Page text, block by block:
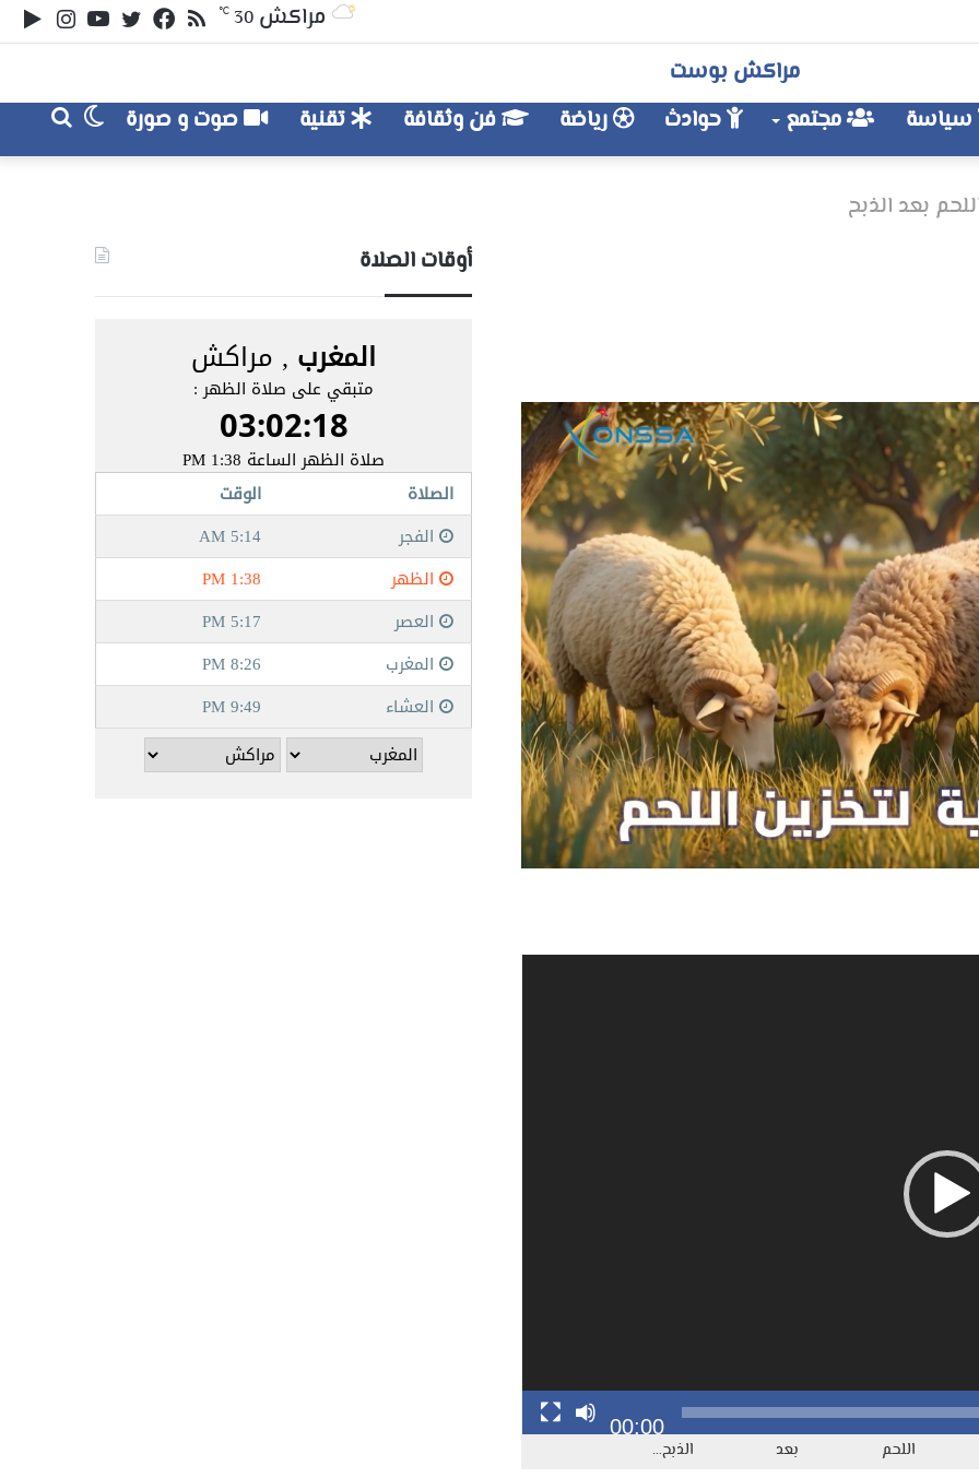
يوتيوبتويتر
فيسبوكملخص
الموقع
مراكش 30
℃
مراكش بوست
سياسة مجتمع حوادث رياضة فن وثقافة تقنية صوت و صورة
بحث
عن
الوضع
المظلم
بعد الذبح
00:00
اللحم بعد الذبح 2
أوقات الصلاة